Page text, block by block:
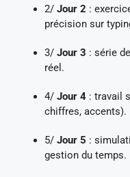
2/ Jour 2 :
précision sur
3/ Jour 3 : série
réel.
4/ Jour 4 : travail
chiffres, accents).
5/ Jour 5 :
gestion du temps.